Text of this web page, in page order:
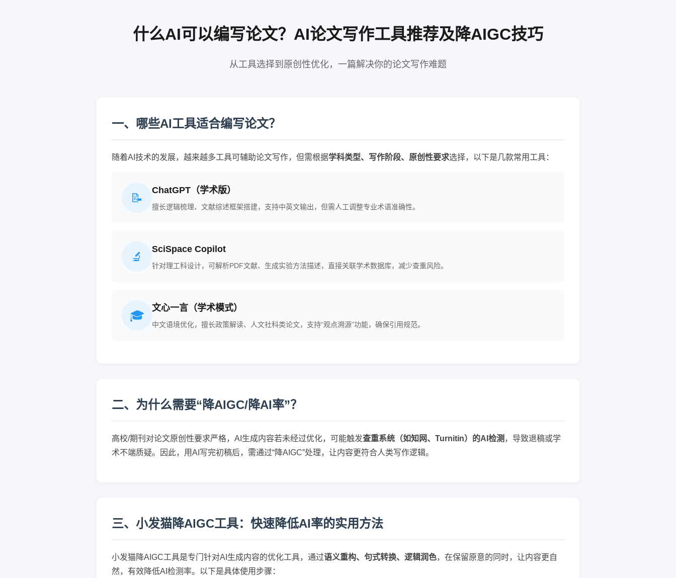
什么AI可以编写论文？AI论文写作工具推荐及降AIGC技巧
从工具选择到原创性优化，一篇解决你的论文写作难题
一、哪些AI工具适合编写论文？
随着AI技术的发展，越来越多工具可辅助论文写作，但需根据学科类型、写作阶段、原创性要求选择，以下是几款常用工具：
📝
ChatGPT（学术版）
擅长逻辑梳理、文献综述框架搭建，支持中英文输出，但需人工调整专业术语准确性。
🔬
SciSpace Copilot
针对理工科设计，可解析PDF文献、生成实验方法描述，直接关联学术数据库，减少查重风险。
🎓
文心一言（学术模式）
中文语境优化，擅长政策解读、人文社科类论文，支持“观点溯源”功能，确保引用规范。
二、为什么需要“降AIGC/降AI率”？
高校/期刊对论文原创性要求严格，AI生成内容若未经过优化，可能触发查重系统（如知网、Turnitin）的AI检测 ，导致退稿或学
术不端质疑。因此，用AI写完初稿后，需通过“降AIGC”处理，让内容更符合人类写作逻辑。
三、小发猫降AIGC工具：快速降低AI率的实用方法
小发猫降AIGC工具是专门针对AI生成内容的优化工具，通过语义重构、句式转换、逻辑润色，在保留原意的同时，让内容更自
然，有效降低AI检测率。以下是具体使用步骤：